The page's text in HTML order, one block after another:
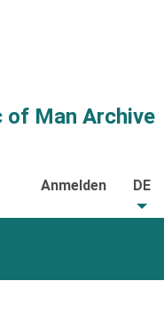
of Man Archive
Anmelden DE